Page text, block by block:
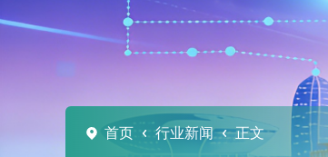
首页 行业新闻 正文